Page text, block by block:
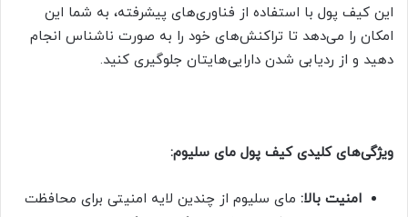
این کیف پول با استفاده از فناوری‌های پیشرفته، به شما این
امکان را می‌دهد تا تراکنش‌های خود را به صورت ناشناس انجام
دهید و از ردیابی شدن دارایی‌هایتان جلوگیری کنید.
ویژگی‌های کلیدی کیف پول مای سلیوم:
امنیت بالا: مای سلیوم از چندین لایه امنیتی برای محافظت